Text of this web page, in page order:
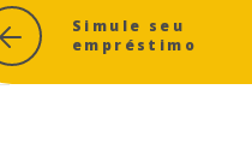
Simule seu
empréstimo